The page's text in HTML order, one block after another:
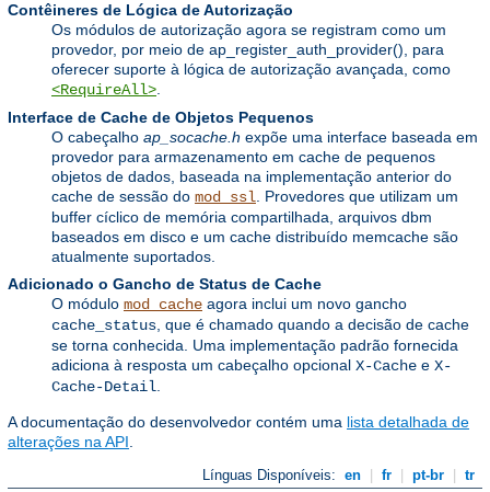
Contêineres de Lógica de Autorização
Os módulos de autorização agora se registram como um
provedor, por meio de ap_register_auth_provider(), para
oferecer suporte à lógica de autorização avançada, como
<RequireAll>
Interface de Cache de Objetos Pequenos
O cabeçalho ap_socache.h expõe uma interface baseada em
provedor para armazenamento em cache de pequenos
objetos de dados, baseada na implementação anterior do
cache de sessão do mod_ssl . Provedores que utilizam um
buffer cíclico de memória compartilhada, arquivos dbm
baseados em disco e um cache distribuído memcache são
atualmente suportados.
Adicionado o Gancho de Status de Cache
O módulo mod_cache agora inclui um novo gancho
cache_status , que é chamado quando a decisão de cache
se torna conhecida. Uma implementação padrão fornecida
adiciona à resposta um cabeçalho opcional X-Cache e X-
Cache-Detail
A documentação do desenvolvedor contém uma lista detalhada de
alterações na API
Línguas Disponíveis: en fr pt-br
tr